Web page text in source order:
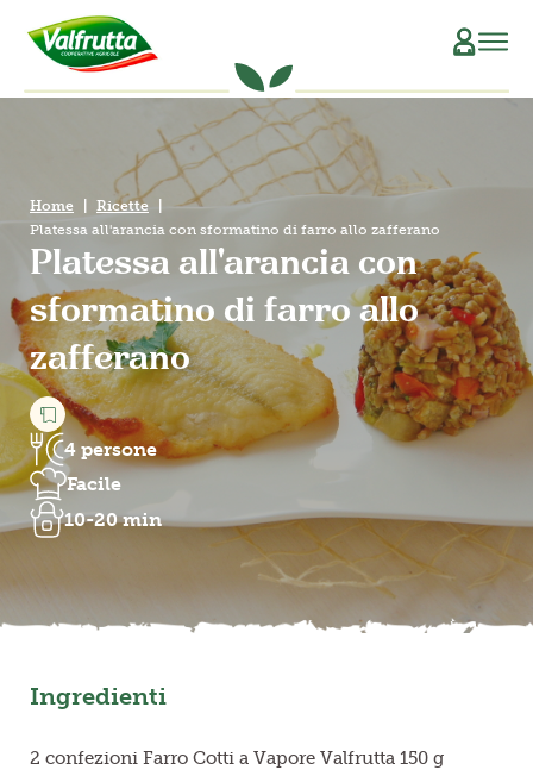
Il Manifesto
La Filiera Produttiva
Le Persone
La Storia
Il Sociale
La Tracciabilità
SCOPRI L’ORIGINE
SOSTENIBILITÀ
PRODOTTI
Verdure e Legumi conservati
Conserve di pomodoro
Piatti pronti vegetali
Succhi di frutta
Frutta in pezzi
Linea BIO
Prodotti freschi
RICETTE
MAGAZINE
Home
Ricette
Platessa all'arancia con sformatino di farro allo zafferano
Platessa all'arancia con
sformatino di farro allo
zafferano
4 persone
Facile
10-20 min
Ingredienti
2 confezioni Farro Cotti a Vapore Valfrutta 150 g